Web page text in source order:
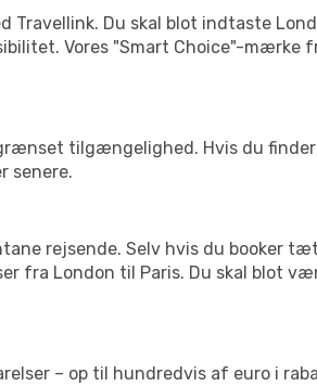
Travellink. Du skal blot indtaste
Vores "Smart Choice"-
tilgængelighed. Hvis du
senere.
rejsende. Selv hvis du booker
fra London til Paris. Du skal blot
– op til hundredvis af euro i